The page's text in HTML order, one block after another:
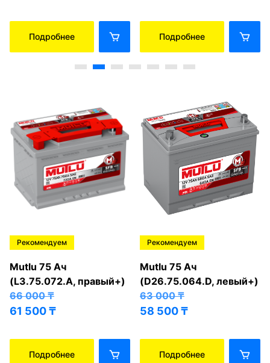
Подробнее Подробнее
Рекомендуем
Mutlu 75 Ач
(L3.75.072.A, правый+)
66 000₸
61 500₸
Подробнее
Рекомендуем
Mutlu 75 Ач
(D26.75.064.D, левый+)
63 000₸
58 500₸
Подробнее